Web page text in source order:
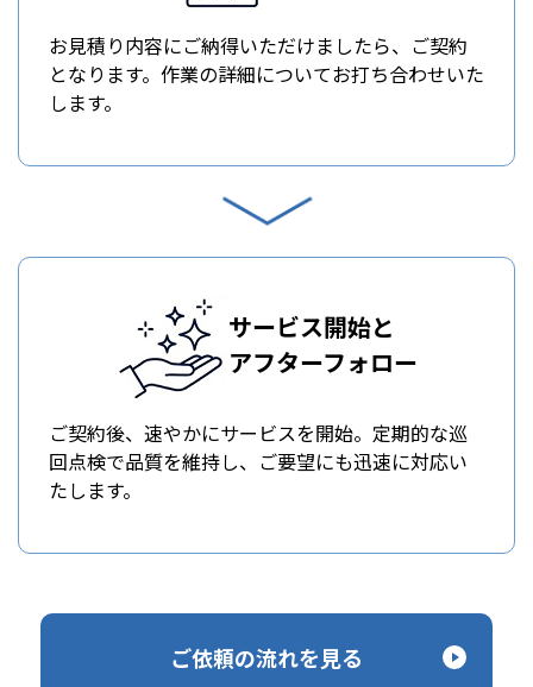
お見積り内容にご納得いただけましたら、ご契約
となります。作業の詳細についてお打ち合わせいた
します。
サービス開始と
アフターフォロー
ご契約後、速やかにサービスを開始。定期的な巡
回点検で品質を維持し、ご要望にも迅速に対応い
たします。
ご依頼の流れを見る